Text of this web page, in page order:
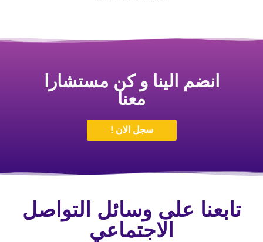
انضم الينا و كن مستشارا
معنا
سجل الان !
تابعنا على وسائل التواصل
الاجتماعي